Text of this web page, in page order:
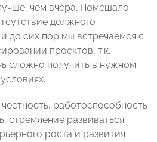
чем вчера. Помешало
должного
до сих пор мы встречаемся с
проектов, т.к.
сложно получить в нужном
работоспособность
стремление развиваться.
роста и развития